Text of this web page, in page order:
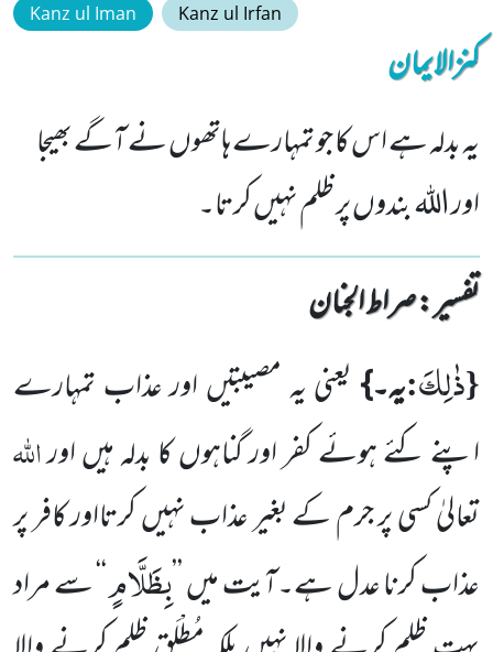
Kanz ul Iman Kanz ul Irfan
کنزالایمان
یہ بدلہ ہے اس کا جو تمہارے ہاتھوں نے آگے بھیجا
اور اللہ بندوں پر ظلم نہیں کرتا۔
تفسیر : ‎صراط الجنان
{ذٰلِكَ:یہ۔} یعنی یہ مصیبتیں اور عذاب تمہارے
اپنے کئے ہوئے کفر اور گناہوں کا بدلہ ہیں اوراللہ
تعالیٰ کسی پر جرمکے بغیر عذاب نہیں کرتااور کافر پر
عذاب کرنا عدل ہے۔آیت میں ’’بِظَلَّامٍ‘‘ سے مراد